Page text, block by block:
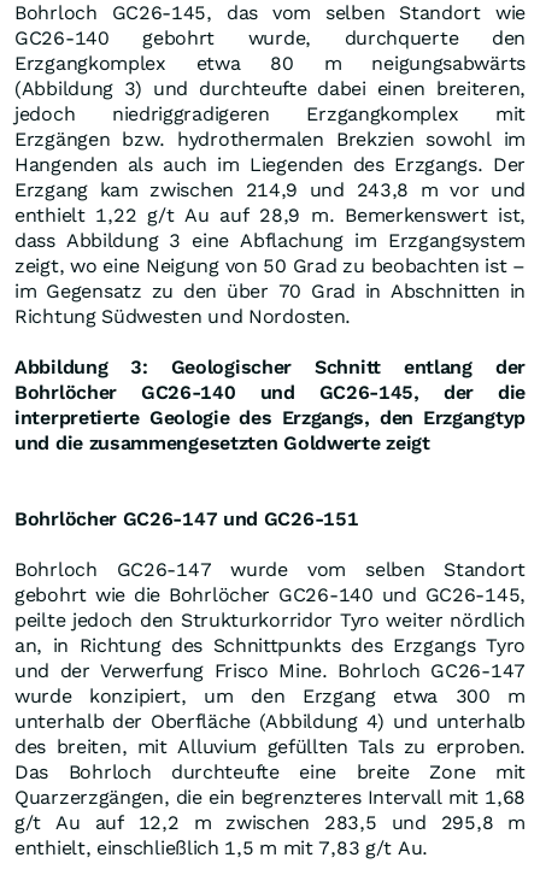
Bohrloch GC26-145, das vom selben Standort wie
GC26-140 gebohrt wurde, durchquerte den
Erzgangkomplex etwa 80 m neigungsabwärts
(Abbildung 3) und durchteufte dabei einen breiteren,
jedoch niedriggradigeren Erzgangkomplex mit
Erzgängen bzw. hydrothermalen Brekzien sowohl im
Hangenden als auch im Liegenden des Erzgangs. Der
Erzgang kam zwischen 214,9 und 243,8 m vor und
enthielt 1,22 g/t Au auf 28,9 m. Bemerkenswert ist,
dass Abbildung 3 eine Abflachung im Erzgangsystem
zeigt, wo eine Neigung von 50 Grad zu beobachten ist –
im Gegensatz zu den über 70 Grad in Abschnitten in
Richtung Südwesten und Nordosten.
Abbildung 3: Geologischer Schnitt entlang der
Bohrlöcher GC26-140 und GC26-145, der die
interpretierte Geologie des Erzgangs, den Erzgangtyp
und die zusammengesetzten Goldwerte zeigt
Bohrlöcher GC26-147 und GC26-151
Bohrloch GC26-147 wurde vom selben Standort
gebohrt wie die Bohrlöcher GC26-140 und GC26-145,
peilte jedoch den Strukturkorridor Tyro weiter nördlich
an, in Richtung des Schnittpunkts des Erzgangs Tyro
und der Verwerfung Frisco Mine. Bohrloch GC26-147
wurde konzipiert, um den Erzgang etwa 300 m
unterhalb der Oberfläche (Abbildung 4) und unterhalb
des breiten, mit Alluvium gefüllten Tals zu erproben.
Das Bohrloch durchteufte eine breite Zone mit
Quarzerzgängen, die ein begrenzteres Intervall mit 1,68
g/t Au auf 12,2 m zwischen 283,5 und 295,8 m
enthielt, einschließlich 1,5 m mit 7,83 g/t Au.